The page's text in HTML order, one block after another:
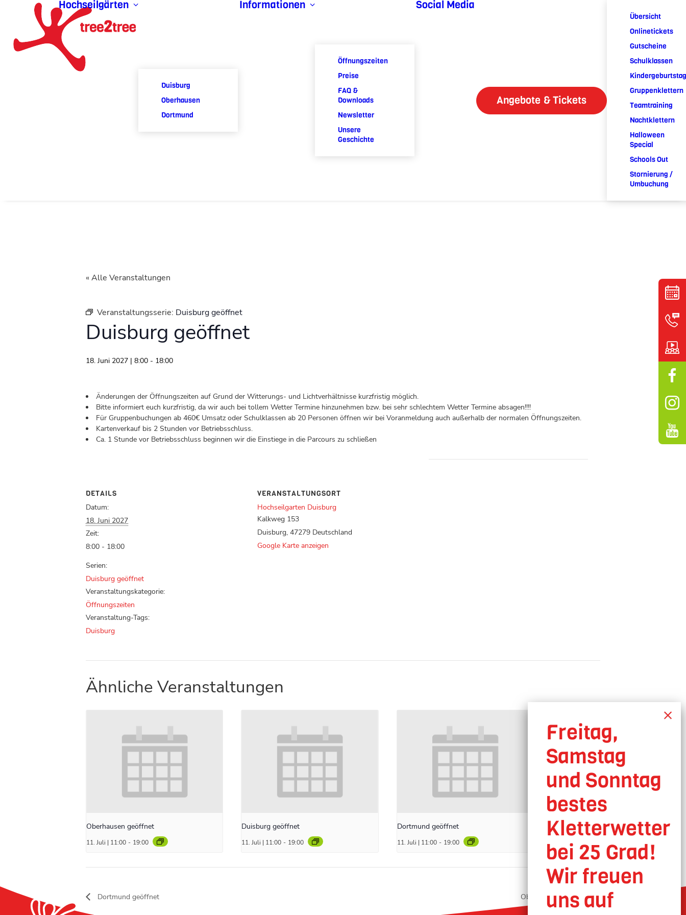
Hochseilgärten
Duisburg
Oberhausen
Dortmund
Informationen
Öffnungszeiten
Preise
FAQ &
Downloads
Newsletter
Unsere
Geschichte
Social Media
Angebote & Tickets
Übersicht
Onlinetickets
Gutscheine
Schulklassen
Kindergeburtstag
Gruppenklettern
Teamtraining
Nachtklettern
Halloween
Special
Schools Out
Stornierung /
Umbuchung
« Alle Veranstaltungen
Veranstaltungsserie: Duisburg geöffnet
Duisburg geöffnet
18. Juni 2027 | 8:00 - 18:00
Änderungen der Öffnungszeiten auf Grund der Witterungs- und Lichtverhältnisse kurzfristig möglich.
Bitte informiert euch kurzfristig, da wir auch bei tollem Wetter Termine hinzunehmen bzw. bei sehr schlechtem Wetter Termine absagen!!!!
Für Gruppenbuchungen ab 460€ Umsatz oder Schulklassen ab 20 Personen öffnen wir bei Voranmeldung auch außerhalb der normalen Öffnungszeiten.
Kartenverkauf bis 2 Stunden vor Betriebsschluss.
Ca. 1 Stunde vor Betriebsschluss beginnen wir die Einstiege in die Parcours zu schließen
DETAILS
Datum:
18. Juni 2027
Zeit:
8:00 - 18:00
Serien:
Duisburg geöffnet
Veranstaltungskategorie:
Öffnungszeiten
Veranstaltung-Tags:
Duisburg
VERANSTALTUNGSORT
Hochseilgarten Duisburg
Kalkweg 153
Duisburg, 47279 Deutschland
Google Karte anzeigen
Ähnliche Veranstaltungen
Oberhausen geöffnet
11. Juli | 11:00 - 19:00
Duisburg geöffnet
11. Juli | 11:00 - 19:00
Dortmund geöffnet
11. Juli | 11:00 - 19:00
Dortmund geöffnet Oberhausen geöffnet